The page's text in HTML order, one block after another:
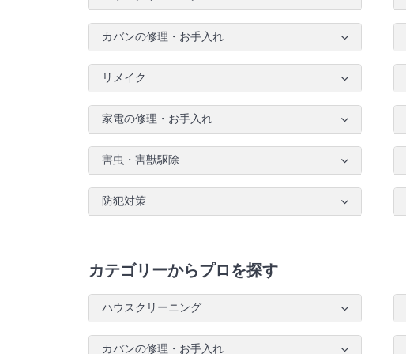
カバンの修理・お手入れ
リメイク
家電の修理・お手入れ
害虫・害獣駆除
防犯対策
カテゴリーからプロを探す
ハウスクリーニング
カバンの修理・お手入れ